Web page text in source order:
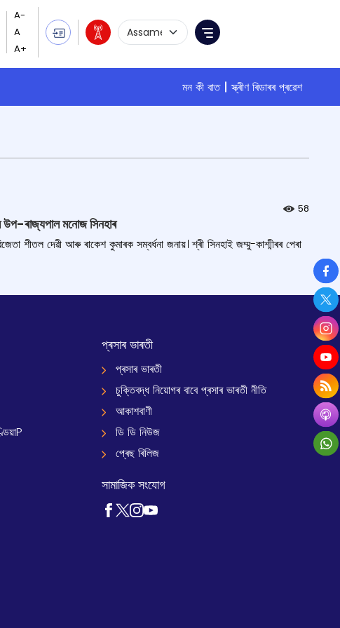
Language Selection
Menu
মন কী বাত
স্ক্ৰীণ ৰিডাৰৰ প্ৰৱেশ
58
উপ-ৰাজ্যপাল মনোজ সিনহাৰ
শীতল দেৱী আৰু ৰাকেশ কুমাৰক সম্বৰ্ধনা জনায়। শ্ৰী সিনহাই জম্মু-কাশ্মীৰৰ পেৰা
প্ৰসাৰ ভাৰতী
প্ৰসাৰ ভাৰতী
চুক্তিবদ্ধ নিয়োগৰ বাবে প্ৰসাৰ ভাৰতী নীতি
আকাশবাণী
ডি ডি নিউজ
প্ৰেছ ৰিলিজ
সামাজিক সংযোগ